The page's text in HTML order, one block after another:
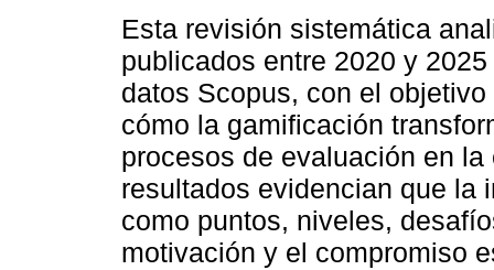
Esta revisión sistemática
publicados entre 2020 y
datos Scopus, con el
cómo la gamificación
procesos de evaluación en
resultados evidencian que la
como puntos, niveles,
motivación y el compromiso